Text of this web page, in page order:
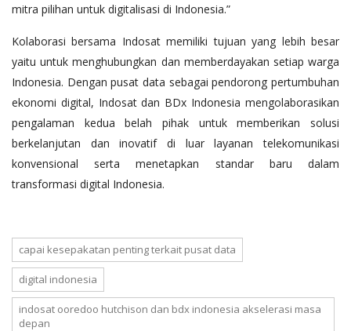
mitra pilihan untuk digitalisasi di Indonesia.”
Kolaborasi bersama Indosat memiliki tujuan yang lebih besar
yaitu untuk menghubungkan dan memberdayakan setiap warga
Indonesia. Dengan pusat data sebagai pendorong pertumbuhan
ekonomi digital, Indosat dan BDx Indonesia mengolaborasikan
pengalaman kedua belah pihak untuk memberikan solusi
berkelanjutan dan inovatif di luar layanan telekomunikasi
konvensional serta menetapkan standar baru dalam
transformasi digital Indonesia.
capai kesepakatan penting terkait pusat data
digital indonesia
indosat ooredoo hutchison dan bdx indonesia akselerasi masa
depan